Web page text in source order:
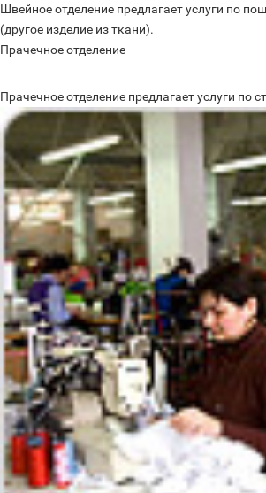
Швейное отделение предлагает услуги по
(другое изделие из ткани).
Прачечное отделение
Прачечное отделение предлагает услуги по